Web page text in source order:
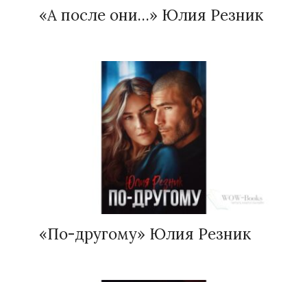
«А после они…» Юлия Резник
«По-другому» Юлия Резник